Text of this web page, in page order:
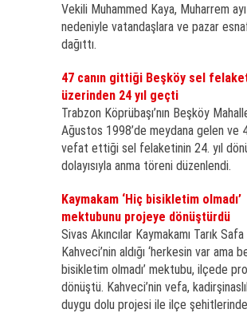
Vekili Muhammed Kaya, Muharrem ayı
nedeniyle vatandaşlara ve pazar
dağıttı.
47 canın gittiği Beşköy sel
üzerinden 24 yıl geçti
Trabzon Köprübaşı’nın Beşköy
Ağustos 1998’de meydana gelen ve
vefat ettiği sel felaketinin 24. yıl
dolayısıyla anma töreni düzenlendi.
Kaymakam ‘Hiç bisikletim olmadı’
mektubunu projeye dönüştürdü
Sivas Akıncılar Kaymakamı Tarık Safa
Kahveci’nin aldığı ‘herkesin var ama
bisikletim olmadı’ mektubu, ilçede
dönüştü. Kahveci’nin vefa,
duygu dolu projesi ile ilçe